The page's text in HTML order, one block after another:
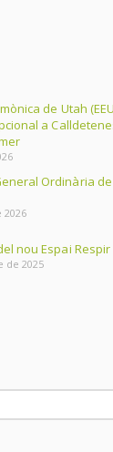
de Utah
a
Ordinària de
2026
nou Espai Respir
de 2025